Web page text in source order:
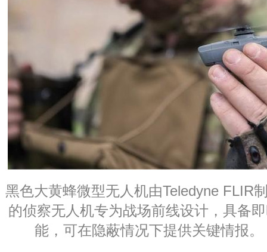
黑色大黄蜂微型无人机由Teledyne FLIR
的侦察无人机专为战场前线设计，具备
能，可在隐蔽情况下提供关键情报